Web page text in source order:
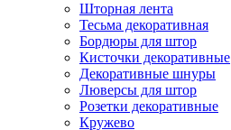
Шторная лента
Тесьма декоративная
Бордюры для штор
Кисточки декоративные
Декоративные шнуры
Люверсы для штор
Розетки декоративные
Кружево